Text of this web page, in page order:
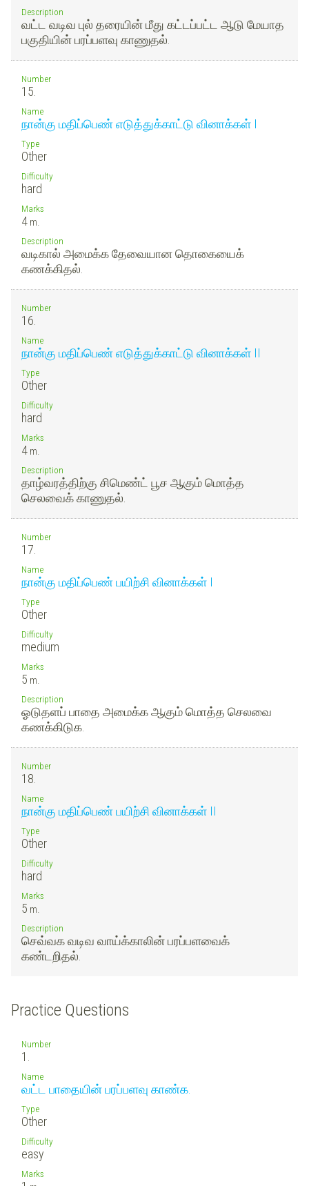
Description
வட்ட வடிவ புல் தரையின் மீது கட்டப்பட்ட ஆடு மேயாத
பகுதியின் பரப்பளவு காணுதல்.
Number
15.
Name
நான்கு மதிப்பெண் எடுத்துக்காட்டு வினாக்கள் I
Type
Other
Difficulty
hard
Marks
4 m.
Description
வடிகால் அமைக்க தேவையான தொகையைக்
கணக்கிதல்.
Number
16.
Name
நான்கு மதிப்பெண் எடுத்துக்காட்டு வினாக்கள் II
Type
Other
Difficulty
hard
Marks
4 m.
Description
தாழ்வரத்திற்கு சிமெண்ட் பூச ஆகும் மொத்த
செலவைக் காணுதல்.
Number
17.
Name
நான்கு மதிப்பெண் பயிற்சி வினாக்கள் I
Type
Other
Difficulty
medium
Marks
5 m.
Description
ஓடுதளப் பாதை அமைக்க ஆகும் மொத்த செலவை
கணக்கிடுக.
Number
18.
Name
நான்கு மதிப்பெண் பயிற்சி வினாக்கள் II
Type
Other
Difficulty
hard
Marks
5 m.
Description
செவ்வக வடிவ வாய்க்காலின் பரப்பளவைக்
கண்டறிதல்.
Practice Questions
Number
1.
Name
வட்ட பாதையின் பரப்பளவு காண்க.
Type
Other
Difficulty
easy
Marks